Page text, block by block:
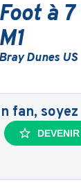
Foot à 7
M1
Bray Dunes US
fan,